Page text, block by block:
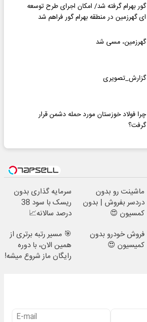
گور بهرام گرفته شد/ امکان اجرای طرح توسعه
ای گهرزمین در منطقه بهرام گور فراهم شد
گهرزمین، مسی شد
گزارش_تصویری
چرا فولاد خوزستان مورد حمله دشمن قرار
گرفت؟
ماشینت رو بدون
دردسر بفروش | بدون
کمسیون 😍
سرمایه گذاری بدون
ریسک با سود 38
درصد سالانه📈
فروش خودرو بدون
کمیسیون 😍
🎯 مسیر رتبه برتری از
همین الان، با دوره
رایگان ماز شروع میشه!